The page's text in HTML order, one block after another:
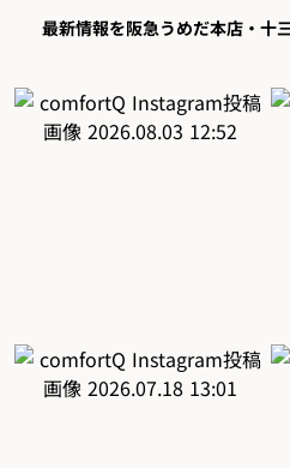
最新情報を阪急うめだ本店・十